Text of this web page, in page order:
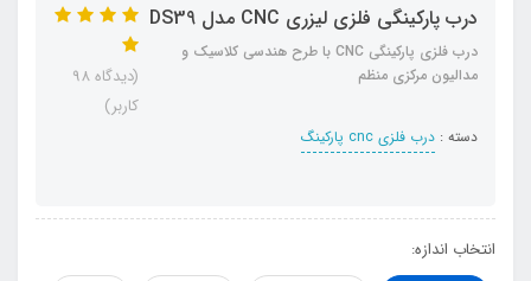
درب پارکینگی فلزی لیزری CNC مدل DS39
درب فلزی پارکینگی CNC با طرح هندسی کلاسیک و
مدالیون مرکزی منظم
دسته : درب فلزی cnc پارکینگ
(دیدگاه 98
کاربر)
انتخاب اندازه: